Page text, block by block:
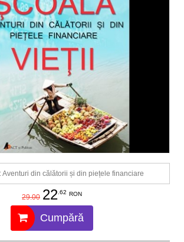
Aventuri din călătorii și din piețele financiare
29.00 22.62 RON
Cumpără